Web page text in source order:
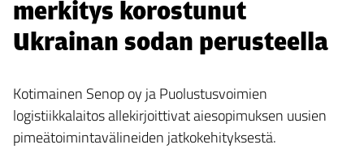
merkitys korostunut
Ukrainan sodan perusteella
Kotimainen Senop oy ja Puolustusvoimien
logistiikkalaitos allekirjoittivat aiesopimuksen uusien
pimeätoimintavälineiden jatkokehityksestä.